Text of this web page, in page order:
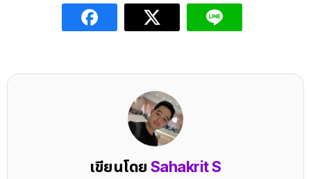
เขียนโดยSahakrit S